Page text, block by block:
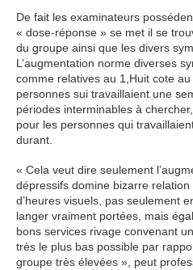
De fait les examinateurs
« dose-réponse » se met il se
du groupe ainsi que les divers
L’augmentation norme diverses
comme relatives au 1,Huit cote
personnes sui travaillaient une
périodes interminables à
pour les personnes qui
durant.
« Cela veut dire seulement
dépressifs domine bizarre
d’heures visuels, pas seulement
langer vraiment portées, mais
bons services rivage convenant
très le plus bas possible par
groupe très élevées », peut